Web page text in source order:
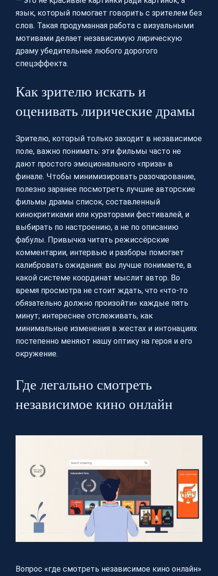
язык, который помогает говорить с зрителем без
слов. Такая продуманная работа с визуальными
мотивами делает независимую лирическую
драму убедительнее любого дорогого
спецэффекта.
Как зрителю искать и
оценивать лирические драмы
Зрителю, который только заходит в независимое
поле, важно понимать: эти фильмы часто не
дают простого эмоционального «приза» в
финале. Чтобы минимизировать разочарование,
полезно заранее посмотреть лучшие авторские
фильмы драмы список, составленный
кинокритиками или кураторами фестивалей, и
выбирать по настроению, а не по описанию
фабулы. Привычка читать режиссёрские
комментарии, интервью и разборы помогает
калибровать ожидания: вы лучше понимаете, в
какой системе координат мыслит автор. Во
время просмотра не стоит ждать, что «что-то
обязательно должно произойти» каждые пять
минут; интереснее отслеживать, как
минимальные изменения в жестах и интонациях
постепенно меняют нашу оптику на героя и его
окружение.
Где легально смотреть
независимое кино онлайн
Вопрос «где смотреть независимое кино онлайн»